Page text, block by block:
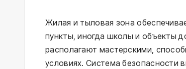
Жилая и тыловая зона
пункты, иногда школы и объекты
располагают мастерскими,
условиях. Система безопасности